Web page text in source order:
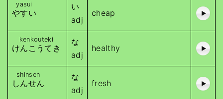
やすい
yasui
い
adj
cheap
けんこうてき
kenkouteki
な
adj
healthy
しんせん
shinsen
な
adj
fresh